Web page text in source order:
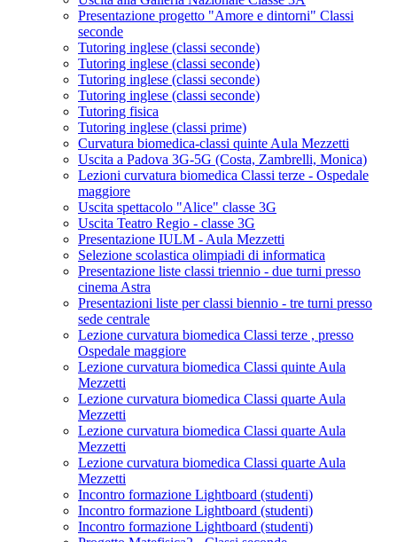
Presentazione progetto "Amore e dintorni" Classi
seconde
Tutoring inglese (classi seconde)
Tutoring inglese (classi seconde)
Tutoring inglese (classi seconde)
Tutoring inglese (classi seconde)
Tutoring fisica
Tutoring inglese (classi prime)
Curvatura biomedica-classi quinte Aula Mezzetti
Uscita a Padova 3G-5G (Costa, Zambrelli, Monica)
Lezioni curvatura biomedica Classi terze - Ospedale
maggiore
Uscita spettacolo "Alice" classe 3G
Uscita Teatro Regio - classe 3G
Presentazione IULM - Aula Mezzetti
Selezione scolastica olimpiadi di informatica
Presentazione liste classi triennio - due turni presso
cinema Astra
Presentazioni liste per classi biennio - tre turni presso
sede centrale
Lezione curvatura biomedica Classi terze , presso
Ospedale maggiore
Lezione curvatura biomedica Classi quinte Aula
Mezzetti
Lezione curvatura biomedica Classi quarte Aula
Mezzetti
Lezione curvatura biomedica Classi quarte Aula
Mezzetti
Lezione curvatura biomedica Classi quarte Aula
Mezzetti
Incontro formazione Lightboard (studenti)
Incontro formazione Lightboard (studenti)
Incontro formazione Lightboard (studenti)